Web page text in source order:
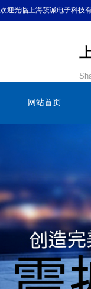
网站首页
欢迎光临上海茨诚电子科技